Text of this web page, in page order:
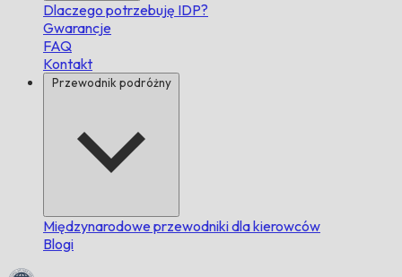
Dlaczego potrzebuję IDP?
Gwarancje
FAQ
Kontakt
Przewodnik podróżny
Międzynarodowe przewodniki dla kierowców
Blogi